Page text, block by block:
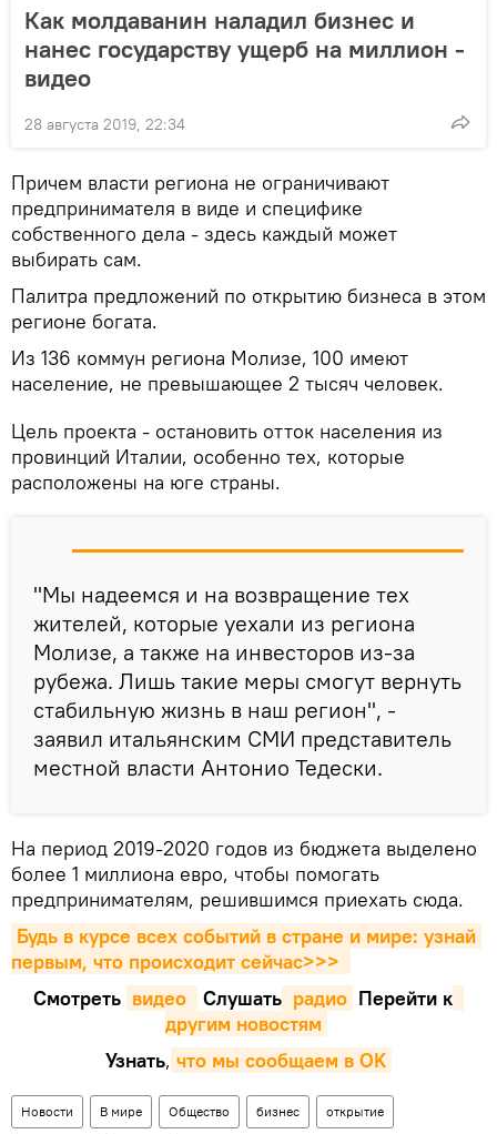
Как молдаванин наладил бизнес и
нанес государству ущерб на миллион -
видео
28 августа 2019, 22:34
Причем власти региона не ограничивают
предпринимателя в виде и специфике
собственного дела - здесь каждый может
выбирать сам.
Палитра предложений по открытию бизнеса в этом
регионе богата.
Из 136 коммун региона Молизе, 100 имеют
население, не превышающее 2 тысяч человек.
Цель проекта - остановить отток населения из
провинций Италии, особенно тех, которые
расположены на юге страны.
"Мы надеемся и на возвращение тех
жителей, которые уехали из региона
Молизе, а также на инвесторов из-за
рубежа. Лишь такие меры смогут вернуть
стабильную жизнь в наш регион", -
заявил итальянским СМИ представитель
местной власти Антонио Тедески.
На период 2019-2020 годов из бюджета выделено
более 1 миллиона евро, чтобы помогать
предпринимателям, решившимся приехать сюда.
Будь в курсе всех событий в стране и мире: узнай
первым, что происходит сейчаc>>>
Смотреть видео Cлушать радио Перейти к
другим новостям
Узнать, что мы сообщаем в OK
Новости В мире Общество бизнес открытие